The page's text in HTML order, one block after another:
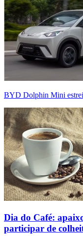
BYD Dolphin Mini
Dia do Café:
participar de